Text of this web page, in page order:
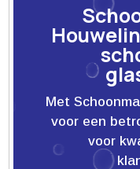
Met
voor een
voor